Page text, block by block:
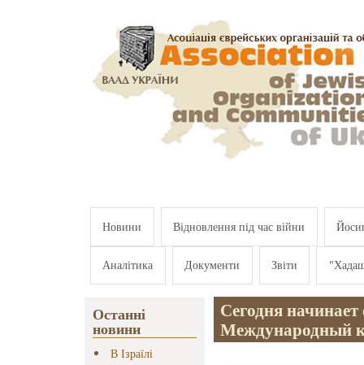
Новини Відновлення під час війни
Аналітика Документи Звіти
Останні
новини
В Ізраїлі
Сегодня
Международный